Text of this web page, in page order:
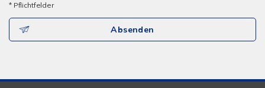
* Pflichtfelder
Absenden